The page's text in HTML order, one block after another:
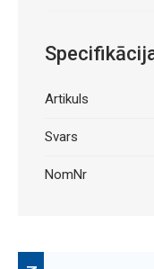
Artikuls
Svars
NomNr